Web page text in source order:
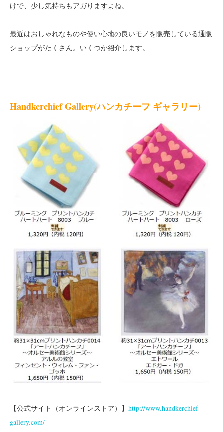
けで、少し気持ちもアガりますよね。
最近はおしゃれなものや使い心地の良いモノを販売している通販
ショップがたくさん。いくつか紹介します。
Handkerchief Gallery(ハンカチーフ ギャラリー)
【公式サイト（オンラインストア）】 http://www.handkerchief-
gallery.com/